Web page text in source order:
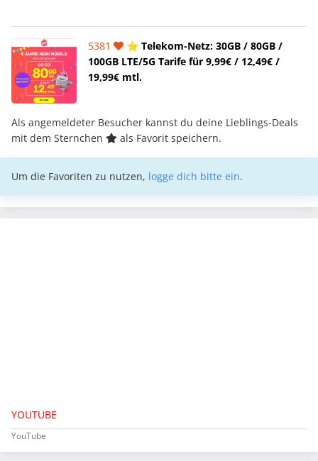
5381
⭐️ Telekom-Netz: 30GB / 80GB /
100GB LTE/5G Tarife für 9,99€ / 12,49€ /
19,99€ mtl.
Als angemeldeter Besucher kannst du deine Lieblings-Deals
mit dem Sternchen
als Favorit speichern.
Um die Favoriten zu nutzen, logge dich bitte ein.
YOUTUBE
YouTube